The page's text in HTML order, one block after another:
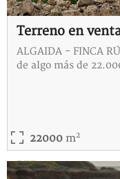
Terreno en
ALGAIDA - FINCA
de algo más de
REF:5-115228-I
22000 m2